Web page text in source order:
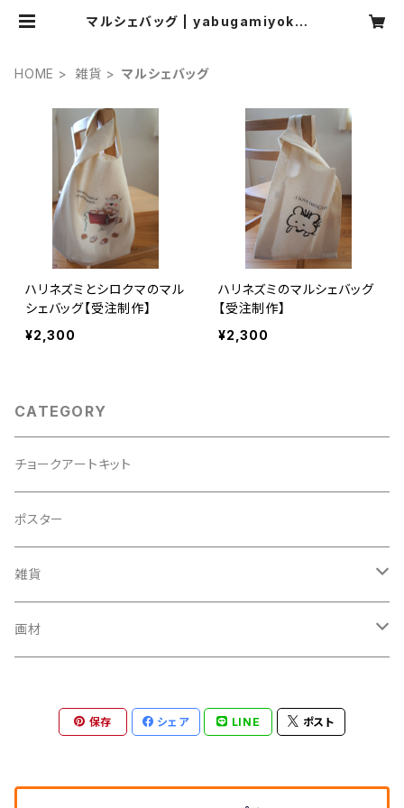
マルシェバッグ | yabugamiyoko c
HOME 雑貨 マルシェバッグ
ハリネズミとシロクマのマル
シェバッグ【受注制作】
¥2,300
ハリネズミのマルシェバッグ
【受注制作】
¥2,300
CATEGORY
チョークアートキット
ポスター
雑貨
メガネ拭き
カードミラー
ノート
画材
保存 シェア LINE ポスト